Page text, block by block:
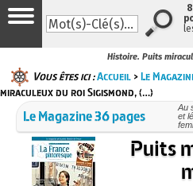
Histoire. Puits
Vous êtes ici :Accueil >Le
miraculeux du roi Sigismond, (…)
Le Magazine 36 pages
Au
et
Puits